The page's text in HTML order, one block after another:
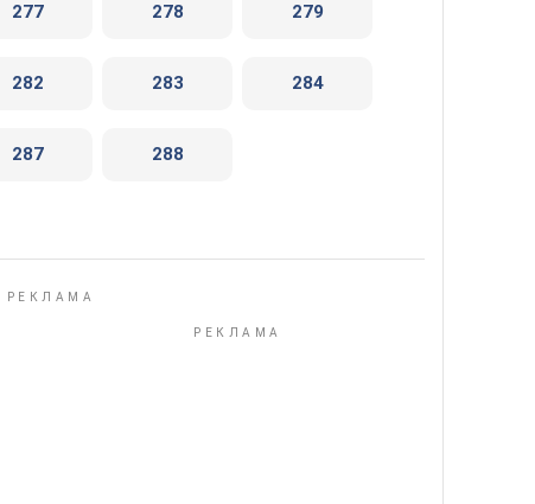
277 278 279
282 283 284
287 288